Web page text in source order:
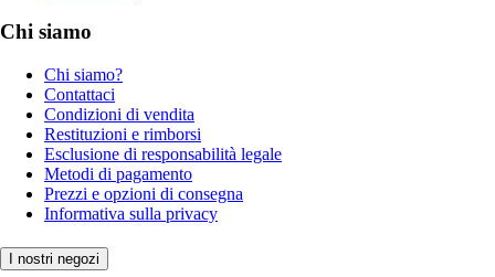
Chi siamo
Chi siamo?
Contattaci
Condizioni di vendita
Restituzioni e rimborsi
Esclusione di responsabilità legale
Metodi di pagamento
Prezzi e opzioni di consegna
Informativa sulla privacy
I nostri negozi